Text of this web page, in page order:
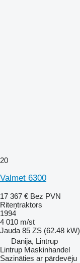
20
Valmet 6300
17 367 € Bez PVN
Riteņtraktors
1994
4 010 m/st
Jauda 85 ZS (62.48 kW)
Dānija, Lintrup
Lintrup Maskinhandel
Sazināties ar pārdevēju